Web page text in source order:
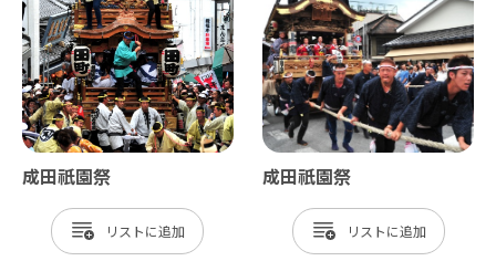
成田祇園祭
リスト
成田祇園祭
リスト